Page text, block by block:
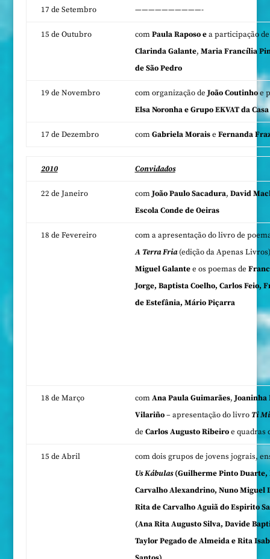
17 de Setembro ——————————-
15 de Outubro comPaula Raposo ea participação
Clarinda Galante, Maria Francília
de São Pedro
19 de Novembro com organização de João Coutinhoe
Elsa Noronha e Grupo EKVAT da
17 de Dezembro comGabriela Moraise Fernanda
2010 Convidados
22 de Janeiro comJoão Paulo Sacadura, David
Escola Conde de Oeiras
18 de Fevereiro
com a apresentação do livro de
A Terra Fria(edição da Apenas
Miguel Galantee os poemas de
Jorge, Baptista Coelho, Carlos Feio,
de Estefânia, Mário Piçarra
18 de Março comAna Paula Guimarães, Joaninha
Vilariño– apresentação do livro Ti
de Carlos Augusto Ribeiroe quadras
15 de Abril
com dois grupos de jovens jograis,
Us Kábulas(Guilherme Pinto Duarte,
Carvalho Alexandrino, Nuno Miguel
Rita de Carvalho Aguiã do Espirito
(Ana Rita Augusto Silva, Davide
Taylor Pegado de Almeida e Rita